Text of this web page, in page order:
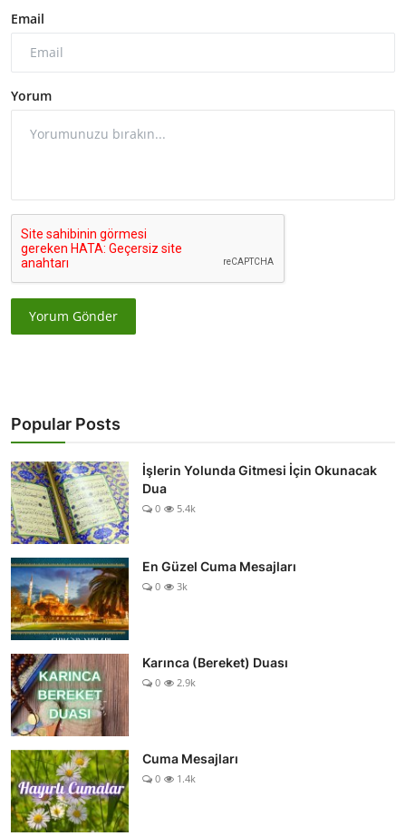
Email
Yorum
Yorum Gönder
Popular Posts
İşlerin Yolunda Gitmesi İçin Okunacak
Dua
0 5.4k
En Güzel Cuma Mesajları
0 3k
Karınca (Bereket) Duası
0 2.9k
Cuma Mesajları
0 1.4k